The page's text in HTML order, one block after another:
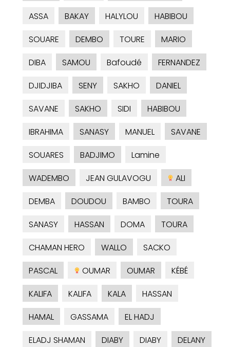
ASSA
BAKAY HALYLOU
HABIBOU
SOUARE
DEMBO TOURE
MARIO
DIBA
SAMOU Bafoudé
FERNANDEZ
DJIDJIBA
SENY SAKHO
DANIEL
SAVANE
SAKHO SIDI
HABIBOU
IBRAHIMA
SANASY MANUEL
SAVANE
SOUARES
BADJIMO
Lamine
WADEMBO
JEAN GULAVOGU
ALI
DEMBA
DOUDOU BAMBO
TOURA
SANASY
HASSAN DOMA
TOURA
CHAMAN HERO
WALLO
SACKO
PASCAL
OUMAR OUMAR
KÉBÉ
KALIFA
KALIFA KALA
HASSAN
HAMAL
GASSAMA
EL HADJ
ELADJ SHAMAN
DIABY DIABY DELANY